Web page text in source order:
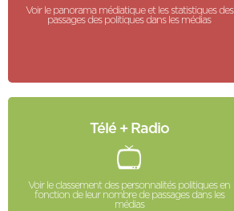
Voir le panorama médiatique et les statistiques des
passages des politiques dans les médias
Télé + Radio
Voir le classement des personnalités politiques en
fonction de leur nombre de passages dans les
médias